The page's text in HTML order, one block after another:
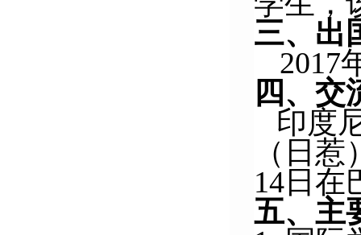
三、出
2017
四、交
印度
（日
14日在
五、主